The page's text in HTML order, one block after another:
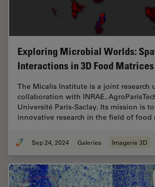
Exploring Microbial Worlds:
Interactions in 3D Food Matrices
The Micalis Institute is a joint research
collaboration with INRAE,
Université Paris-Saclay. Its mission is
innovative research in the field of
Sep 24, 2024 Galeries Imagerie 3D